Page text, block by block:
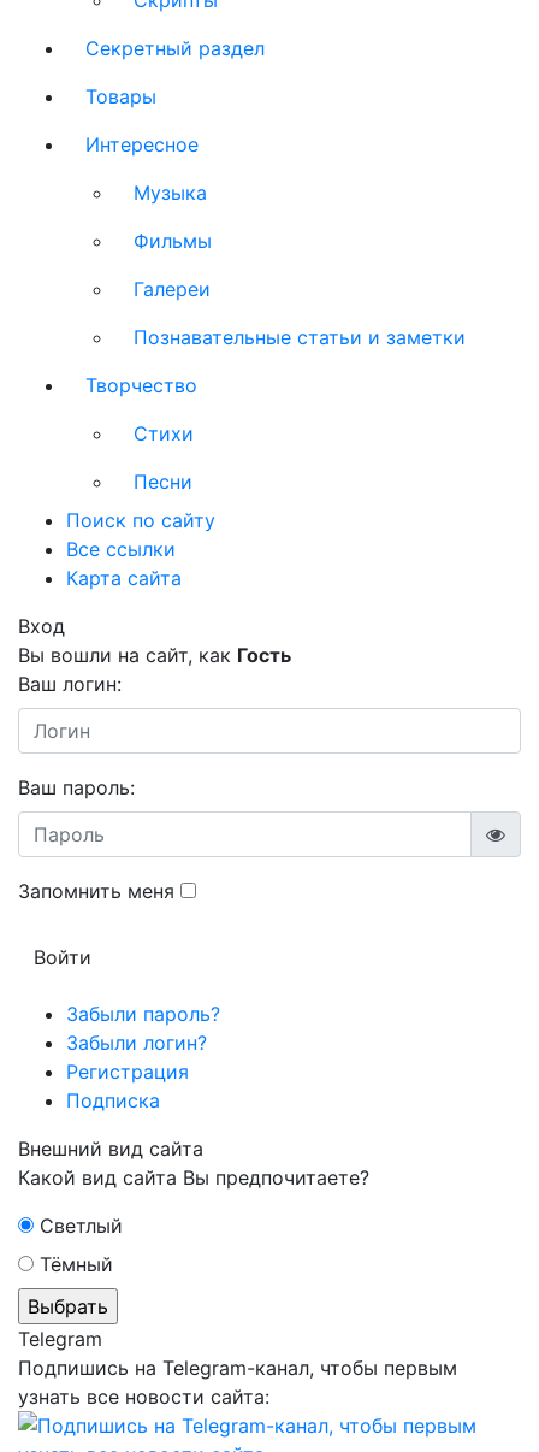
Секретный раздел
Товары
Интересное
Музыка
Фильмы
Галереи
Познавательные статьи и заметки
Творчество
Стихи
Песни
Поиск по сайту
Все ссылки
Карта сайта
Вход
Вы вошли на сайт, как Гость
Ваш логин:
Ваш пароль:
Запомнить меня
Забыли пароль?
Забыли логин?
Регистрация
Подписка
Внешний вид сайта
Какой вид сайта Вы предпочитаете?
Светлый
Тёмный
Telegram
Подпишись на Telegram-канал, чтобы первым
узнать все новости сайта: